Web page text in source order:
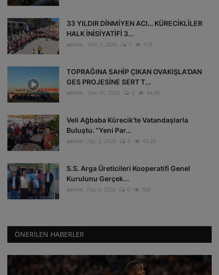
33 YILDIR DİNMİYEN ACI… KÜRECİKLİLER
HALK İNİSİYATİFİ 3...
admin Tem 2, 2026 0 47B
TOPRAĞINA SAHİP ÇIKAN OVAKIŞLA’DAN
GES PROJESİNE SERT T...
admin Tem 31, 2026 0 44.9B
Veli Ağbaba Kürecik’te Vatandaşlarla
Buluştu. “Yeni Par...
admin Ağu 2, 2026 0 43.2B
S.S. Arga Üreticileri Kooperatifi Genel
Kurulunu Gerçek...
admin Haz 4, 2026 0 38B
ÖNERILEN HABERLER